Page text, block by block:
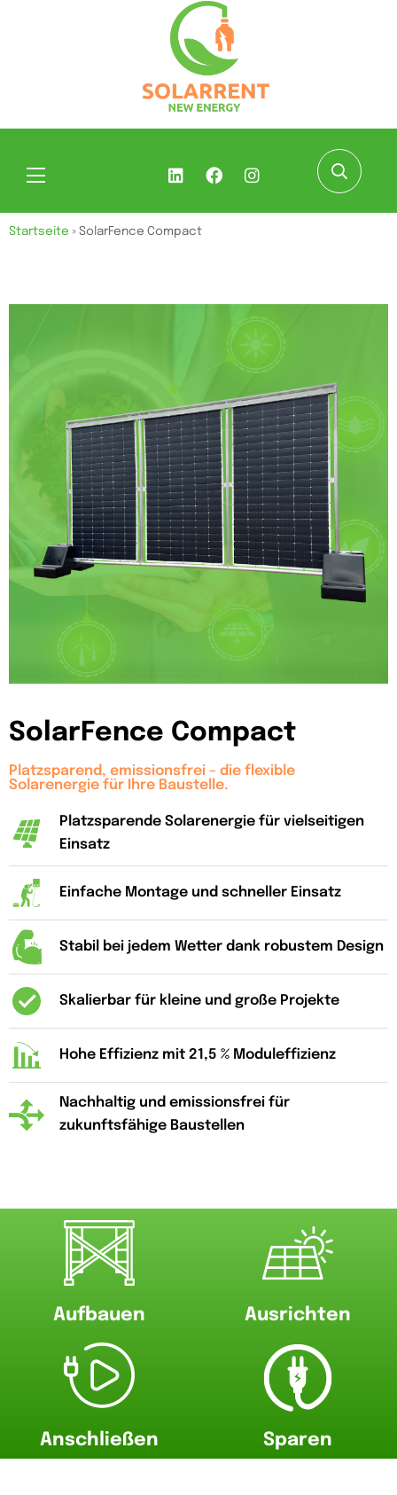
Startseite » SolarFence Compact
SolarFence Compact
Platzsparend, emissionsfrei – die flexible
Solarenergie für Ihre Baustelle.
Platzsparende Solarenergie für vielseitigen
Einsatz
Einfache Montage und schneller Einsatz
Stabil bei jedem Wetter dank robustem Design
Skalierbar für kleine und große Projekte
Hohe Effizienz mit 21,5 % Moduleffizienz
Nachhaltig und emissionsfrei für
zukunftsfähige Baustellen
Aufbauen Ausrichten
Anschließen Sparen